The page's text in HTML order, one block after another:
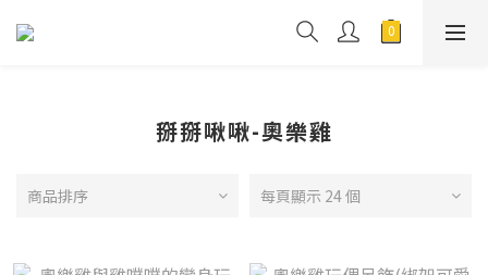
掰掰啾啾-奧樂雞
商品排序 每頁顯示 24 個